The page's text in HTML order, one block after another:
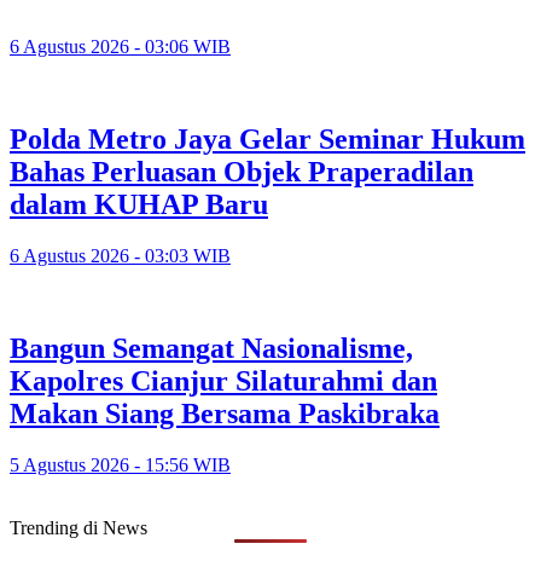
6 Agustus 2026 - 03:06 WIB
Polda Metro Jaya Gelar Seminar Hukum
Bahas Perluasan Objek Praperadilan
dalam KUHAP Baru
6 Agustus 2026 - 03:03 WIB
Bangun Semangat Nasionalisme,
Kapolres Cianjur Silaturahmi dan
Makan Siang Bersama Paskibraka
5 Agustus 2026 - 15:56 WIB
Trending di News